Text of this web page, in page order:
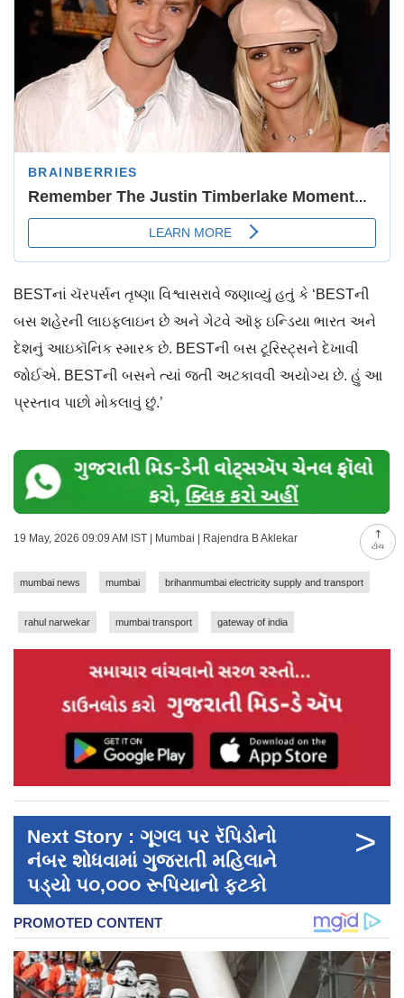
ટોચ
BESTનાં ચૅરપર્સન તૃષ્ણા વિશ્વાસરાવે જણાવ્યું હતું કે ‘BESTની
બસ શહેરની લાઇફલાઇન છે અને ગેટવે ઑફ ઇન્ડિયા ભારત અને
દેશનું આઇકૉનિક સ્મારક છે. BESTની બસ ટૂરિસ્ટ્સને દેખાવી
જોઈએ. ‍BESTની બસને ત્યાં જતી અટકાવવી અયોગ્ય છે. હું આ
પ્રસ્તાવ પાછો મોકલાવું છું.’
19 May, 2026 09:09 AM IST | Mumbai | Rajendra B Aklekar
mumbai news mumbai brihanmumbai electricity supply and transport
rahul narwekar mumbai transport gateway of india
Next Story : ગૂગલ પર રૅપિડોનો
નંબર શોધવામાં ગુજરાતી મહિલાને
પડ્યો ૫૦,૦૦૦ રૂપિયાનો ફટકો
>